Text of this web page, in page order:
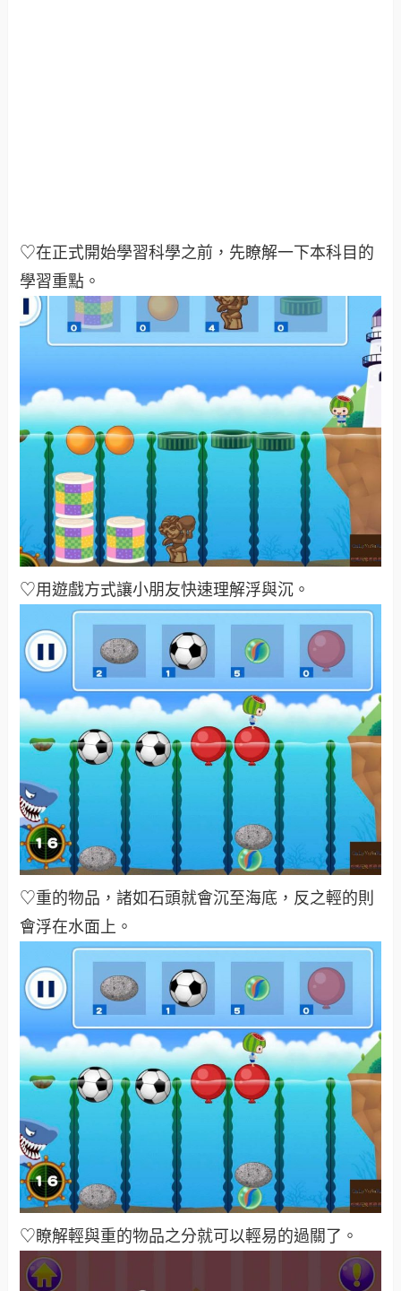
♡在正式開始學習科學之前，先瞭解一下本科目的
學習重點。
♡用遊戲方式讓小朋友快速理解浮與沉。
♡重的物品，諸如石頭就會沉至海底，反之輕的則
會浮在水面上。
♡瞭解輕與重的物品之分就可以輕易的過關了。